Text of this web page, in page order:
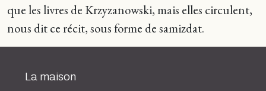
que les livres de Krzyzanowski, mais elles circulent,
nous dit ce récit, sous forme de samizdat.
La maison